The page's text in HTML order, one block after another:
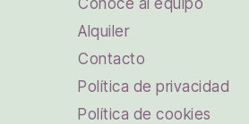
Alquiler
Contacto
Política de privacidad
Política de cookies